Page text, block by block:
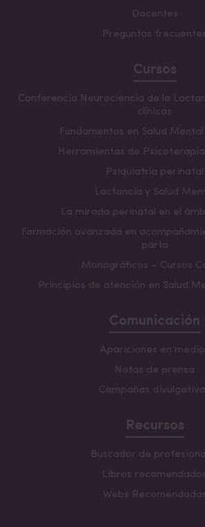
Docentes
Preguntas
Cursos
Conferencia Neurociencia de la
clínicas
Fundamentos en Salud
Herramientas de
Psiquiatría perinatal
Lactancia y Salud
La mirada perinatal en el
Formación avanzada en
parto
Monográficos – Cursos
Principios de atención en Salud
Comunicación
Apariciones en
Notas de prensa
Campañas
Recursos
Buscador de
Libros
Webs